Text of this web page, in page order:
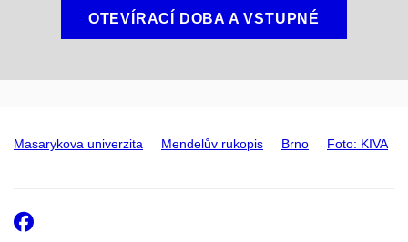
OTEVÍRACÍ DOBA A VSTUPNÉ
Masarykova univerzita Mendelův rukopis Brno Foto: KIVA
Facebook